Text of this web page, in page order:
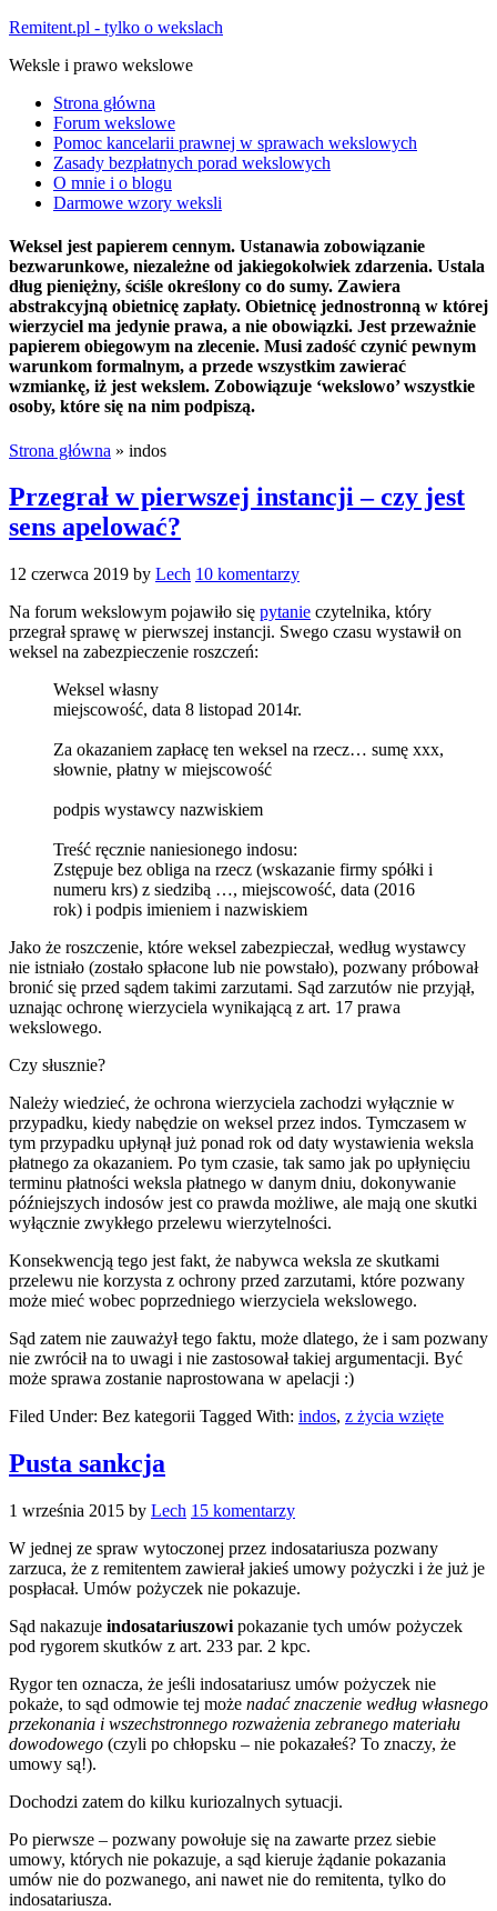
Remitent.pl - tylko o wekslach
Weksle i prawo wekslowe
Strona główna
Forum wekslowe
Pomoc kancelarii prawnej w sprawach wekslowych
Zasady bezpłatnych porad wekslowych
O mnie i o blogu
Darmowe wzory weksli
Weksel jest papierem cennym. Ustanawia zobowiązanie
bezwarunkowe, niezależne od jakiegokolwiek zdarzenia. Ustala
dług pieniężny, ściśle określony co do sumy. Zawiera
abstrakcyjną obietnicę zapłaty. Obietnicę jednostronną w której
wierzyciel ma jedynie prawa, a nie obowiązki. Jest przeważnie
papierem obiegowym na zlecenie. Musi zadość czynić pewnym
warunkom formalnym, a przede wszystkim zawierać
wzmiankę, iż jest wekslem. Zobowiązuje ‘wekslowo’ wszystkie
osoby, które się na nim podpiszą.
Strona główna » indos
Przegrał w pierwszej instancji – czy jest
sens apelować?
12 czerwca 2019 by Lech 10 komentarzy
Na forum wekslowym pojawiło się pytanie czytelnika, który
przegrał sprawę w pierwszej instancji. Swego czasu wystawił on
weksel na zabezpieczenie roszczeń:
Weksel własny
miejscowość, data 8 listopad 2014r.
Za okazaniem zapłacę ten weksel na rzecz… sumę xxx,
słownie, płatny w miejscowość
podpis wystawcy nazwiskiem
Treść ręcznie naniesionego indosu:
Zstępuje bez obliga na rzecz (wskazanie firmy spółki i
numeru krs) z siedzibą …, miejscowość, data (2016
rok) i podpis imieniem i nazwiskiem
Jako że roszczenie, które weksel zabezpieczał, według wystawcy
nie istniało (zostało spłacone lub nie powstało), pozwany próbował
bronić się przed sądem takimi zarzutami. Sąd zarzutów nie przyjął,
uznając ochronę wierzyciela wynikającą z art. 17 prawa
wekslowego.
Czy słusznie?
Należy wiedzieć, że ochrona wierzyciela zachodzi wyłącznie w
przypadku, kiedy nabędzie on weksel przez indos. Tymczasem w
tym przypadku upłynął już ponad rok od daty wystawienia weksla
płatnego za okazaniem. Po tym czasie, tak samo jak po upłynięciu
terminu płatności weksla płatnego w danym dniu, dokonywanie
późniejszych indosów jest co prawda możliwe, ale mają one skutki
wyłącznie zwykłego przelewu wierzytelności.
Konsekwencją tego jest fakt, że nabywca weksla ze skutkami
przelewu nie korzysta z ochrony przed zarzutami, które pozwany
może mieć wobec poprzedniego wierzyciela wekslowego.
Sąd zatem nie zauważył tego faktu, może dlatego, że i sam pozwany
nie zwrócił na to uwagi i nie zastosował takiej argumentacji. Być
może sprawa zostanie naprostowana w apelacji :)
Filed Under: Bez kategorii Tagged With: indos, z życia wzięte
Pusta sankcja
1 września 2015 by Lech 15 komentarzy
W jednej ze spraw wytoczonej przez indosatariusza pozwany
zarzuca, że z remitentem zawierał jakieś umowy pożyczki i że już je
pospłacał. Umów pożyczek nie pokazuje.
Sąd nakazuje indosatariuszowi pokazanie tych umów pożyczek
pod rygorem skutków z art. 233 par. 2 kpc.
Rygor ten oznacza, że jeśli indosatariusz umów pożyczek nie
pokaże, to sąd odmowie tej może nadać znaczenie według własnego
przekonania i wszechstronnego rozważenia zebranego materiału
dowodowego (czyli po chłopsku – nie pokazałeś? To znaczy, że
umowy są!).
Dochodzi zatem do kilku kuriozalnych sytuacji.
Po pierwsze – pozwany powołuje się na zawarte przez siebie
umowy, których nie pokazuje, a sąd kieruje żądanie pokazania
umów nie do pozwanego, ani nawet nie do remitenta, tylko do
indosatariusza.